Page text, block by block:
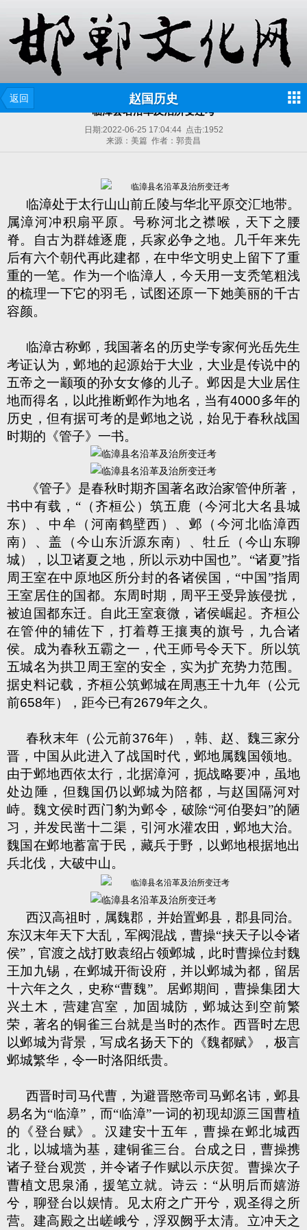
返回 赵国历史
临漳县名沿革及治所变迁考
日期:2022-06-25 17:04:44点击:1952
来源：美篇 作者：郭贵昌
临漳处于太行山山前丘陵与华北平原交汇地带。
属漳河冲积扇平原。号称河北之襟喉，天下之腰
脊。自古为群雄逐鹿，兵家必争之地。几千年来先
后有六个朝代再此建都，在中华文明史上留下了重
重的一笔。作为一个临漳人，今天用一支秃笔粗浅
的梳理一下它的羽毛，试图还原一下她美丽的千古
容颜。
临漳古称邺，我国著名的历史学专家何光岳先生
考证认为，邺地的起源始于大业，大业是传说中的
五帝之一颛顼的孙女女修的儿子。邺因是大业居住
地而得名，以此推断邺作为地名，当有4000多年的
历史，但有据可考的是邺地之说，始见于春秋战国
时期的《管子》一书。
《管子》是春秋时期齐国著名政治家管仲所著，
书中有载，“（齐桓公）筑五鹿（今河北大名县城
东）、中牟（河南鹤壁西）、邺（今河北临漳西
南）、盖（今山东沂源东南）、牡丘（今山东聊
城），以卫诸夏之地，所以示劝中国也”。“诸夏”指
周王室在中原地区所分封的各诸侯国，“中国”指周
王室居住的国都。东周时期，周平王受异族侵扰，
被迫国都东迁。自此王室衰微，诸侯崛起。齐桓公
在管仲的辅佐下，打着尊王攘夷的旗号，九合诸
侯。成为春秋五霸之一，代王师号令天下。所以筑
五城名为拱卫周王室的安全，实为扩充势力范围。
据史料记载，齐桓公筑邺城在周惠王十九年（公元
前658年），距今已有2679年之久。
春秋末年（公元前376年），韩、赵、魏三家分
晋，中国从此进入了战国时代，邺地属魏国领地。
由于邺地西依太行，北据漳河，扼战略要冲，虽地
处边陲，但魏国仍以邺城为陪都，与赵国隔河对
峙。魏文侯时西门豹为邺令，破除“河伯娶妇”的陋
习，并发民凿十二渠，引河水灌农田，邺地大治。
魏国在邺地蓄富于民，藏兵于野，以邺地根据地出
兵北伐，大破中山。
西汉高祖时，属魏郡，并始置邺县，郡县同治。
东汉末年天下大乱，军阀混战，曹操“挟天子以令诸
侯”，官渡之战打败袁绍占领邺城，此时曹操位封魏
王加九锡，在邺城开衙设府，并以邺城为都，留居
十六年之久，史称“曹魏”。居邺期间，曹操集团大
兴土木，营建宫室，加固城防，邺城达到空前繁
荣，著名的铜雀三台就是当时的杰作。西晋时左思
以邺城为背景，写成名扬天下的《魏都赋》，极言
邺城繁华，令一时洛阳纸贵。
西晋时司马代曹，为避晋愍帝司马邺名讳，邺县
易名为“临漳”，而“临漳”一词的初现却源三国曹植
的《登台赋》。汉建安十五年，曹操在邺北城西
北，以城墙为基，建铜雀三台。台成之日，曹操携
诸子登台观赏，并令诸子作赋以示庆贺。曹操次子
曹植文思泉涌，援笔立就。诗云：“从明后而嬉游
兮，聊登台以娱情。见太府之广开兮，观圣得之所
营。建高殿之出嵯峨兮，浮双阙乎太清。立冲天之